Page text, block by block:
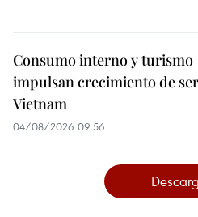
Consumo interno y turismo
impulsan crecimiento de
Vietnam
04/08/2026 09:56